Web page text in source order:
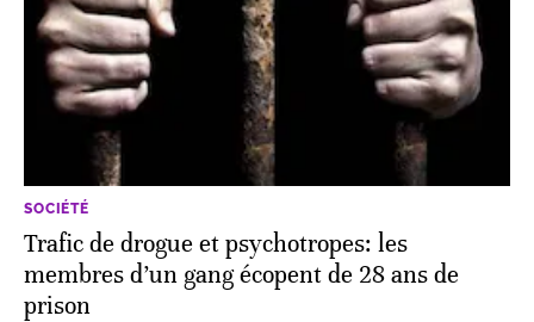
SOCIÉTÉ
Trafic de drogue et psychotropes: les
membres d’un gang écopent de 28 ans de
prison